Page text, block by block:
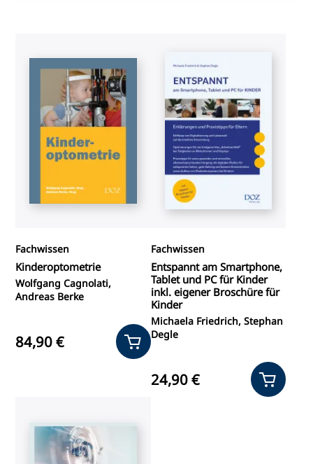
Fachwissen
Kinderoptometrie
Wolfgang Cagnolati,
Andreas Berke
84,90 €
Fachwissen
Entspannt am Smartphone,
Tablet und PC für Kinder
inkl. eigener Broschüre für
Kinder
Michaela Friedrich, Stephan
Degle
24,90 €